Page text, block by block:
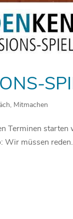
, Mitmachen
Terminen
müssen